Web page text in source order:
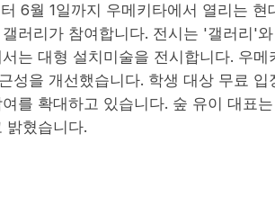
6월 1일까지 우메키타에서 열리는 현
러리가 참여합니다. 전시는 '갤러리'
는 대형 설치미술을 전시합니다. 우
성을 개선했습니다. 학생 대상 무료
를 확대하고 있습니다. 숲 유이 대표
밝혔습니다.